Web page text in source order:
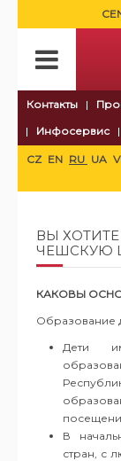
Контакты
Инфосервис
CZ EN RU UA
ВЫ
ЧЕШСКУЮ
КАКОВЫ
Образование
Дети
В
стран, с